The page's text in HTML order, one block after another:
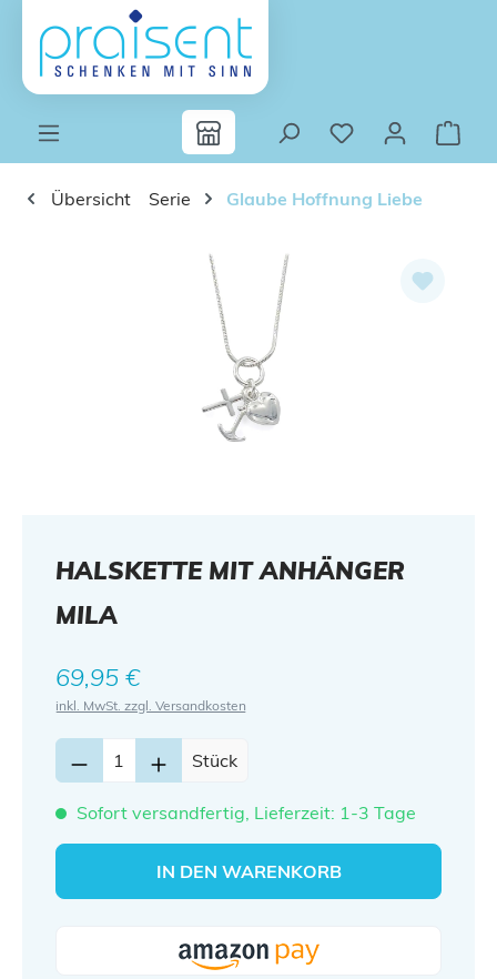
Zum Hauptinhalt springen
Übersicht Serie Glaube Hoffnung Liebe
Bildergalerie überspringen
HALSKETTE MIT ANHÄNGER
MILA
Stück
Regulärer Preis:
69,95 €
inkl. MwSt. zzgl. Versandkosten
Sofort versandfertig, Lieferzeit: 1-3 Tage
IN DEN WARENKORB